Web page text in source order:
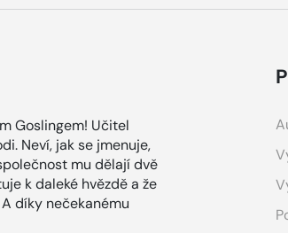
Goslingem! Učitel
Neví, jak se jmenuje,
mu dělají dvě
k daleké hvězdě a že
díky nečekanému